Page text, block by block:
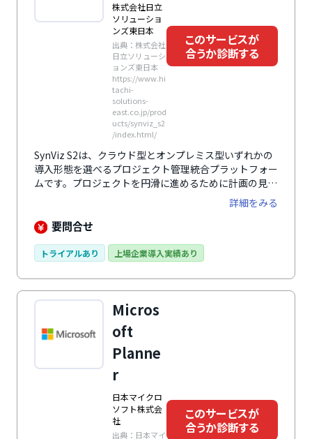
株式会社日立
ソリューショ
ンズ東日本
出典：株式会社
日立ソリューシ
ョンズ東日本
https://www.hi
tachi-
solutions-
east.co.jp/prod
ucts/synviz_s2
/index.html/
このサービスが
合うか診断する
SynViz S2は、クラウド型とオンプレミス型いずれかの
導入形態を選べるプロジェクト管理統合プラットフォー
ムです。プロジェクトを円滑に進めるために計画の見直
しや情報共有などに役立ちます。充実した機能をもちな
がらもシンプルな操作で使いやすさを追求しています。
詳細をみる
要問合せ
トライアルあり 上場企業導入実績あり
Micros
oft
Planne
r
日本マイクロ
ソフト株式会
社
出典：日本マイ
このサービスが
合うか診断する